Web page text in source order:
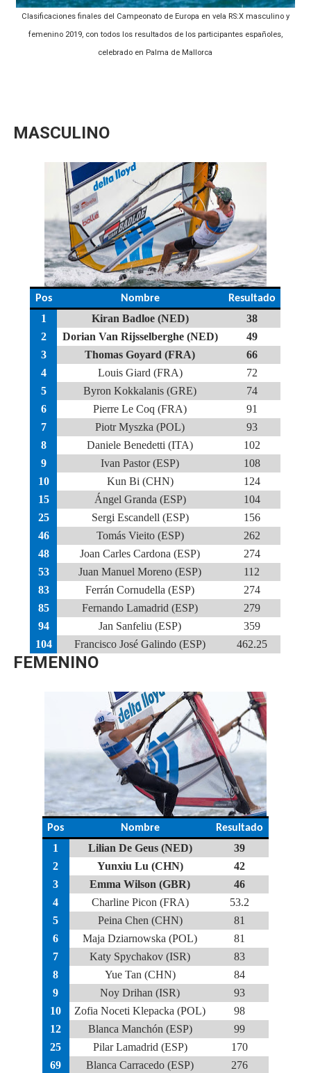
Clasificaciones finales del Campeonato de Europa en vela RS:X masculino y
femenino 2019, con todos los resultados de los participantes españoles,
celebrado en Palma de Mallorca
MASCULINO
Pos Nombre Resultado
1 Kiran Badloe (NED)
38
2
Dorian Van Rijsselberghe (NED)
49
3
Thomas Goyard (FRA)
66
4
Louis Giard (FRA)
72
5
Byron Kokkalanis (GRE)
74
6
Pierre Le Coq (FRA)
91
7
Piotr Myszka (POL)
93
8
Daniele Benedetti (ITA)
102
9
Ivan Pastor (ESP)
108
10
Kun Bi (CHN)
124
15
Ángel Granda (ESP)
104
25
Sergi Escandell (ESP)
156
46
Tomás Vieito (ESP)
262
48
Joan Carles Cardona (ESP)
274
53
Juan Manuel Moreno (ESP)
112
83
Ferrán Cornudella (ESP)
274
85
Fernando Lamadrid (ESP)
279
94
Jan Sanfeliu (ESP)
359
104
Francisco José Galindo (ESP) 462.25
FEMENINO
Pos Nombre Resultado
1 Lilian De Geus (NED)
39
2
Yunxiu Lu (CHN)
42
3
Emma Wilson (GBR)
46
4
Charline Picon (FRA)
53.2
5
Peina Chen (CHN)
81
6
Maja Dziarnowska (POL)
81
7
Katy Spychakov (ISR)
83
8
Yue Tan (CHN)
84
9
Noy Drihan (ISR)
93
10
Zofia Noceti Klepacka (POL)
98
12
Blanca Manchón (ESP)
99
25
Pilar Lamadrid (ESP)
170
69
Blanca Carracedo (ESP) 276